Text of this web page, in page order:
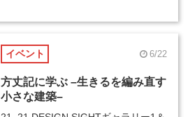
イベント 6/22
方丈記に学ぶ –生きるを編み直す
小さな建築–